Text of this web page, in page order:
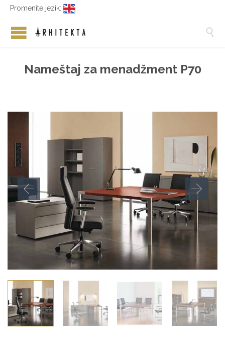
Promenite jezik:

Nameštaj za menadžment P70